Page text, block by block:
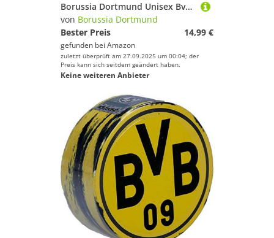
Borussia Dortmund Unisex Bvb T-shirt Schlotterbeck Comic T Shirt, Weiß, 128 EU
von Borussia Dortmund
Bester Preis
14,99 €
gefunden bei Amazon
zuletzt überprüft am 27.09.2025 um 00:04; der
Preis kann sich seitdem geändert haben.
Keine weiteren Anbieter